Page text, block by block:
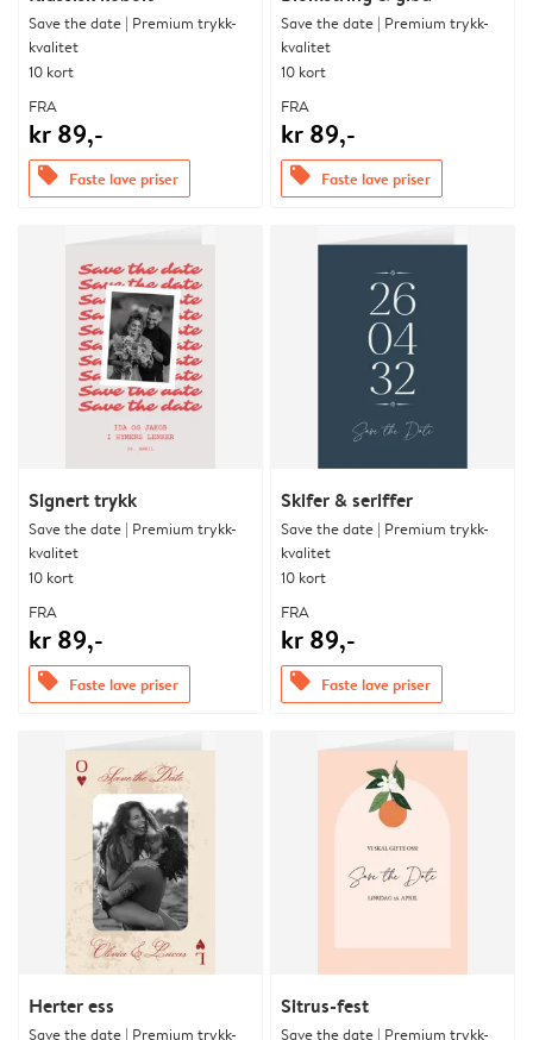
Save the date | Premium trykk-
kvalitet
10 kort
FRA
kr 89,-
offers Faste lave priser
Save the date | Premium trykk-
kvalitet
10 kort
FRA
kr 89,-
offers Faste lave priser
Signert trykk
Save the date | Premium trykk-
kvalitet
10 kort
FRA
kr 89,-
offers Faste lave priser
Skifer & seriffer
Save the date | Premium trykk-
kvalitet
10 kort
FRA
kr 89,-
offers Faste lave priser
Herter ess
Save the date | Premium trykk-
Sitrus-fest
Save the date | Premium trykk-